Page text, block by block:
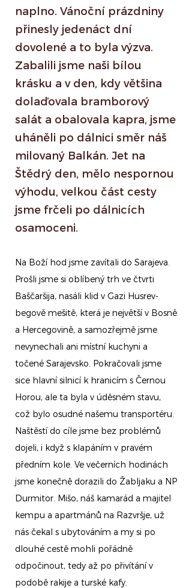
naplno. Vánoční prázdniny
přinesly jedenáct dní
dovolené a to byla výzva.
Zabalili jsme naši bílou
krásku a v den, kdy většina
dolaďovala bramborový
salát a obalovala kapra, jsme
uháněli po dálnici směr náš
milovaný Balkán. Jet na
Štědrý den, mělo nespornou
výhodu, velkou část cesty
jsme frčeli po dálnicích
osamoceni.
Na Boží hod jsme zavítali do Sarajeva.
Prošli jsme si oblíbený trh ve čtvrti
Baščaršija, nasáli klid v Gazi Husrev-
begově mešitě, která je největší v Bosně
a Hercegovině, a samozřejmě jsme
nevynechali ani místní kuchyni a
točené Sarajevsko. Pokračovali jsme
sice hlavní silnicí k hranicím s Černou
Horou, ale ta byla v úděsném stavu,
což bylo osudné našemu transportéru.
Naštěstí do cíle jsme bez problémů
dojeli, i když s klapáním v pravém
předním kole. Ve večerních hodinách
jsme konečně dorazili do Žabljaku a NP
Durmitor. Mišo, náš kamarád a majitel
kempu a apartmánů na Razvršje, už
nás čekal s ubytováním a my si po
dlouhé cestě mohli pořádně
odpočinout, tedy až po přivítání v
podobě rakije a turské kafy.